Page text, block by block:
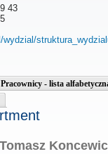
43
wydzial/
Pracownicy - lista